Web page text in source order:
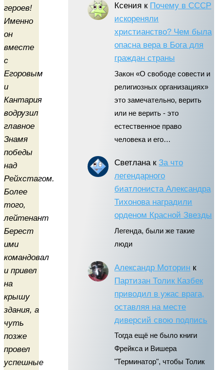
героев!
Именно
он
вместе
с
Егоровым
и
Кантария
водрузил
главное
Знамя
победы
над
Рейхстагом.
Более
того,
лейтенант
Берест
ими
командовал
и привел
на
крышу
здания, а
чуть
позже
провел
успешные
Ксения к Почему в СССР
искореняли
христианство? Чем была
опасна вера в Бога для
граждан страны
Закон «О свободе совести и
религиозных организациях»
это замечательно, верить
или не верить - это
естественное право
человека и его…
СветланакЗа что
легендарного
биатлониста Александра
Тихонова наградили
орденом Красной Звезды
Легенда, были же такие
люди
Александр Моторин к
Партизан Толик Казбек
приводил в ужас врага,
оставляя на месте
диверсий свою подпись
Тогда ещё не было книги
Фрейкса и Вишера
"Терминатор", чтобы Толик